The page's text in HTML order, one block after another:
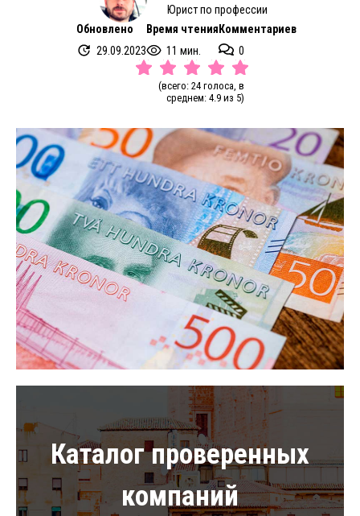
Юрист по профессии
Обновлено
29.09.2023
Время чтения
11 мин.
Комментариев
0
(всего: 24 голоса, в
среднем: 4.9 из 5)
Каталог проверенных
компаний